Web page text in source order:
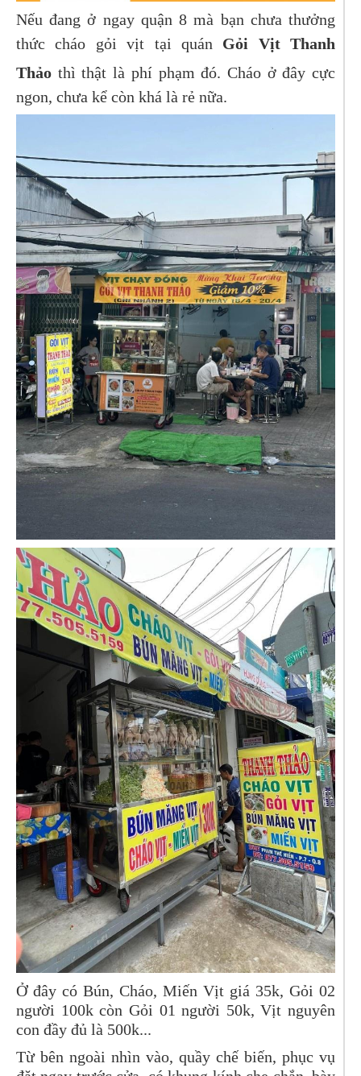
Nếu đang ở ngay quận 8 mà bạn chưa thưởng
thức cháo gỏi vịt tại quán Gỏi Vịt Thanh
Thảo thì thật là phí phạm đó. Cháo ở đây cực
ngon, chưa kể còn khá là rẻ nữa.
Ở đây có Bún, Cháo, Miến Vịt giá 35k, Gỏi 02
người 100k còn Gỏi 01 người 50k, Vịt nguyên
con đầy đủ là 500k...
Từ bên ngoài nhìn vào, quầy chế biến, phục vụ